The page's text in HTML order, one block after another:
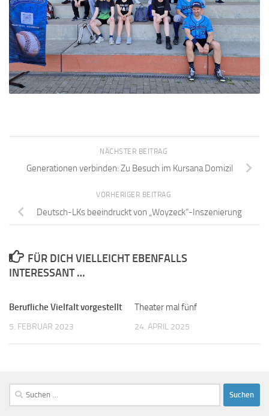
NÄCHSTER BEITRAG
Generationen verbinden: Zu Besuch im Kursana Domizil
VORHERIGER BEITRAG
Deutsch-LKs beeindruckt von „Woyzeck“-Inszenierung
FÜR DICH VIELLEICHT EBENFALLS
INTERESSANT …
Berufliche Vielfalt vorgestellt
5. FEBRUAR 2023
Theater mal fünf
24. APRIL 2025
Suchen
nach: